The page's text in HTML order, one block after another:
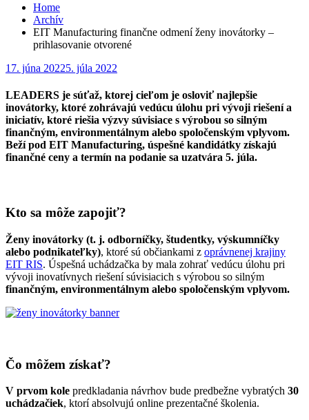
Home
Archív
EIT Manufacturing finančne odmení ženy inovátorky –
prihlasovanie otvorené
Posted
17. júna 20225. júla 2022
LEADERS je súťaž, ktorej cieľom je osloviť najlepšie
inovátorky, ktoré zohrávajú vedúcu úlohu pri vývoji riešení a
iniciatív, ktoré riešia výzvy súvisiace s výrobou so silným
finančným, environmentálnym alebo spoločenským vplyvom.
Beží pod EIT Manufacturing, úspešné kandidátky získajú
finančné ceny a termín na podanie sa uzatvára 5. júla.
Kto sa môže zapojiť?
Ženy inovátorky (t. j. odborníčky, študentky, výskumníčky
alebo podnikateľky), ktoré sú občiankami z oprávnenej krajiny
EIT RIS. Úspešná uchádzačka by mala zohrať vedúcu úlohu pri
vývoji inovatívnych riešení súvisiacich s výrobou so silným
finančným, environmentálnym alebo spoločenským vplyvom.
Čo môžem získať?
V prvom kole predkladania návrhov bude predbežne vybratých 30
uchádzačiek, ktorí absolvujú online prezentačné školenia.